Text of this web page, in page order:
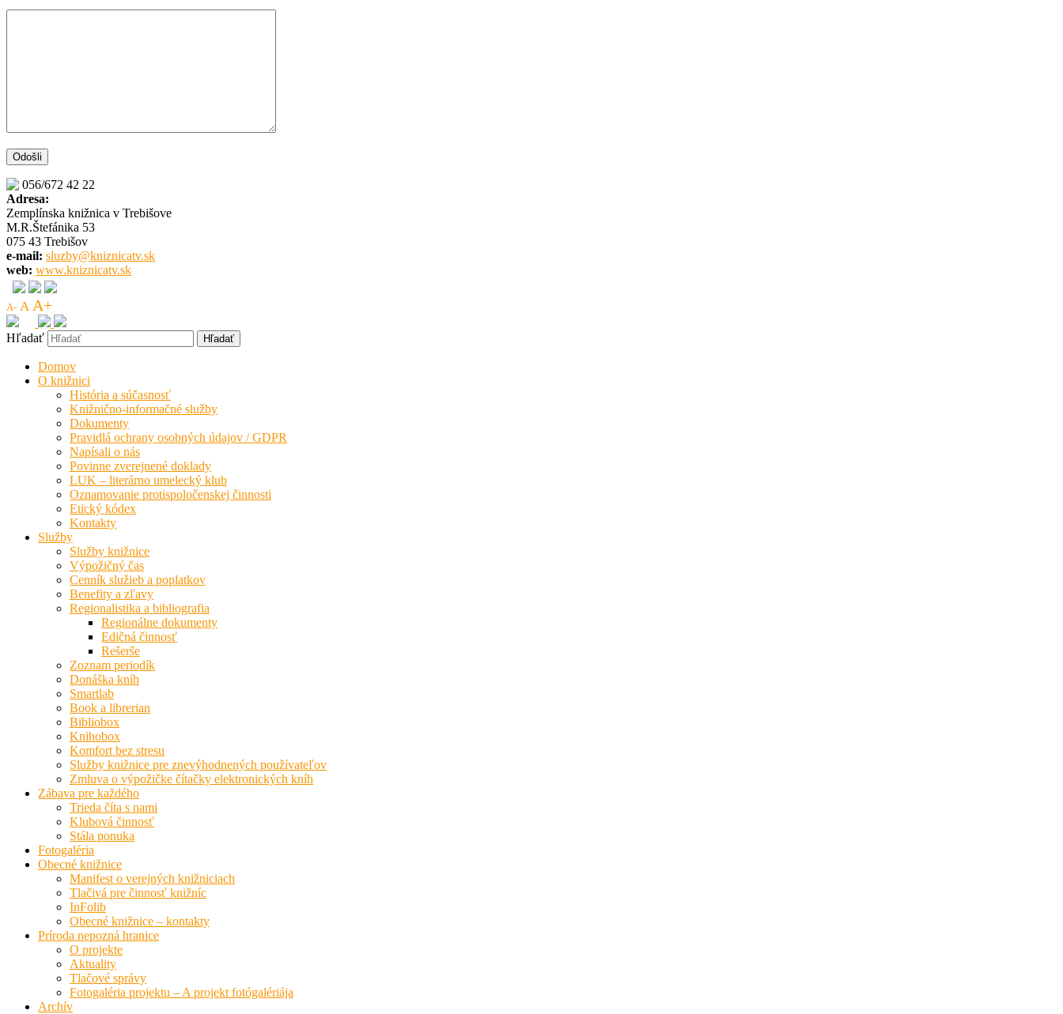
056/672 42 22
Adresa:
Zemplínska knižnica v Trebišove
M.R.Štefánika 53
075 43 Trebišov
e-mail: sluzby@kniznicatv.sk
web: www.kniznicatv.sk
A- A A+
Hľadať
Domov
O knižnici
História a súčasnosť
Knižnično-informačné služby
Dokumenty
Pravidlá ochrany osobných údajov / GDPR
Napísali o nás
Povinne zverejnené doklady
LUK – literárno umelecký klub
Oznamovanie protispoločenskej činnosti
Etický kódex
Kontakty
Služby
Služby knižnice
Výpožičný čas
Cenník služieb a poplatkov
Benefity a zľavy
Regionalistika a bibliografia
Regionálne dokumenty
Edičná činnosť
Rešerše
Zoznam periodík
Donáška kníh
Smartlab
Book a librerian
Bibliobox
Knihobox
Komfort bez stresu
Služby knižnice pre znevýhodnených používateľov
Zmluva o výpožičke čítačky elektronických kníh
Zábava pre každého
Trieda číta s nami
Klubová činnosť
Stála ponuka
Fotogaléria
Obecné knižnice
Manifest o verejných knižniciach
Tlačivá pre činnosť knižníc
InFolib
Obecné knižnice – kontakty
Príroda nepozná hranice
O projekte
Aktuality
Tlačové správy
Fotogaléria projektu – A projekt fotógalériája
Archív